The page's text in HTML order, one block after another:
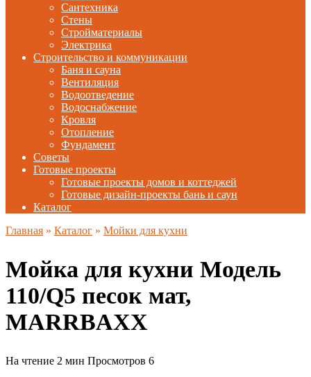
Сантехника
Стены
Стройматериалы
Электрика
Строительство и коммуникации
Баня и сауна
Вентиляция
Водоотведение
Водоснабжение
Кровля
Отопление
Фундамент
Советы
Готовые проекты
Готовые проекты домов и коттеджей
Готовые дизайн-проекты бань и саун
Каталог
Главная » Каталог » Мойки для кухни
Мойка для кухни Модель
110/Q5 песок мат,
MARRBAXX
На чтение 2 мин Просмотров 6